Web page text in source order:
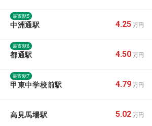
最寄駅5
中洲通駅 4.25 万円
最寄駅6
都通駅 4.50 万円
最寄駅7
甲東中学校前駅 4.79 万円
高見馬場駅 5.02 万円